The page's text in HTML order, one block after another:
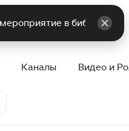
Каналы Видео и